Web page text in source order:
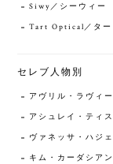
Siwy／シーウィー
Tart Optical／ター
セレブ人物別
アヴリル・ラヴィ
アシュレイ・ティ
ヴァネッサ・ハジ
キム・カーダシアン